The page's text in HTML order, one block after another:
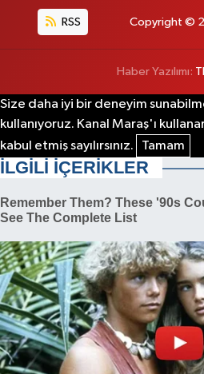
RSS Copyright ©
Haber Yazılımı:
Size daha iyi bir deneyim
kullanıyoruz. Kanal Maraş'ı
kabul etmiş sayılırsınız.
Tamam